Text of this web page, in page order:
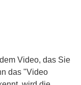
Video, das Sie
das "Video